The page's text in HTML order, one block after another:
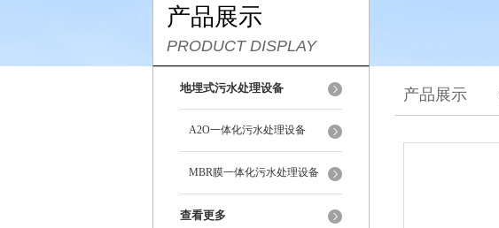
产品展示
PRODUCT DISPLAY
地埋式污水处理设备
A2O一体化污水处理设备
MBR膜一体化污水处理设备
查看更多
产品展示